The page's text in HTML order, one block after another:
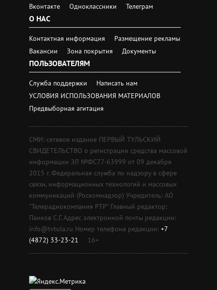
Вконтакте Одноклассники Телеграм
О НАС
Контактная информация
Размещение рекламы
Вакансии
Зона покрытия Документы
ПОЛЬЗОВАТЕЛЯМ
Служба поддержки
Написать нам
УСЛОВИЯ ИСПОЛЬЗОВАНИЯ МАТЕРИАЛОВ
Предвыборная агитация
СМИ: сетевое издание ПЕРВЫЙ ТУЛЬСКИЙ
СВИДЕТЕЛЬСТВО о регистрации средства массовой
информации ЭЛ №ФС77-63999 от 09 декабря
2015 г. Федеральная служба по надзору в сфере
связи, информационных технологий и массовых
коммуникаций (Роскомнадзор) Учредитель: АО
"Телерадиокомпания РТР" Главный редактор:
Панков С.Г. Адрес электронной почты редакции:
info@tvtula.ru Номер телефона редакции: +7
(4872) 33-23-21
16+